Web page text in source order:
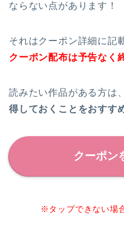
ならない点があります！
それはクーポン詳細に記
クーポン配布は予告なく
読みたい作品がある方は、
得しておくことをおすす
クーポン
※タップできない場